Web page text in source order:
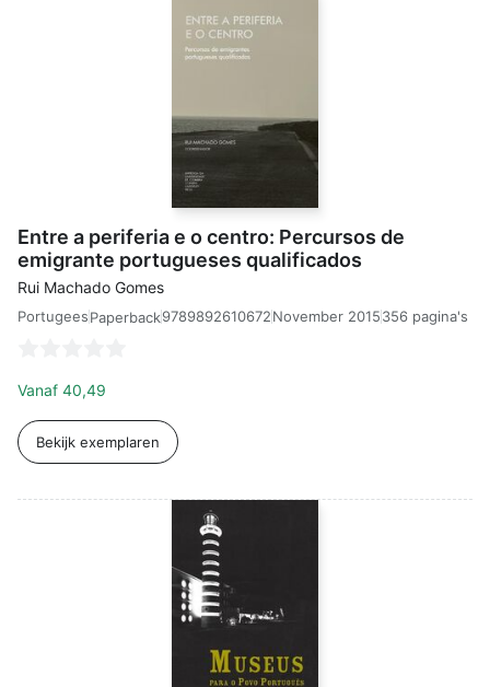
Entre a periferia e o centro: Percursos de
emigrante portugueses qualificados
Rui Machado Gomes
PortugeesPaperback9789892610672November 2015356 pagina's
Vanaf 40,49
Bekijk exemplaren